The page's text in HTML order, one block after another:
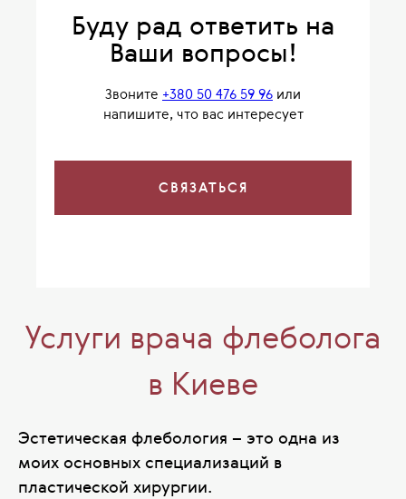
Буду рад ответить на
Ваши вопросы!
Звоните +380 50 476 59 96 или
напишите, что вас интересует
СВЯЗАТЬСЯ
Услуги врача флеболога
в Киеве
Эстетическая флебология – это одна из
моих основных специализаций в
пластической хирургии.